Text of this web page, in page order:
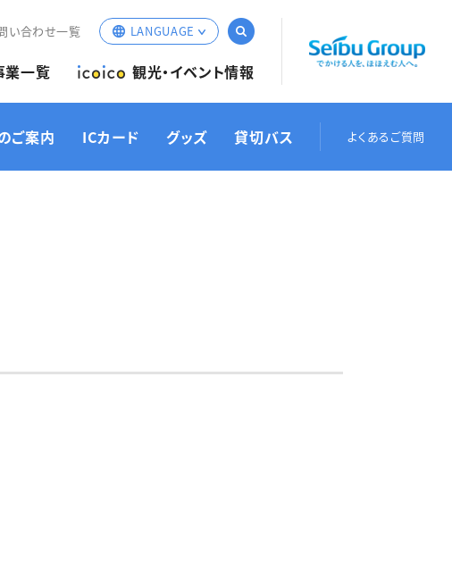
業一覧 観光・イベント情報
い合わせ一覧 LANGUAGE
English
한국어
ご案内 ICカード グッズ 貸切バス よくあるご質問